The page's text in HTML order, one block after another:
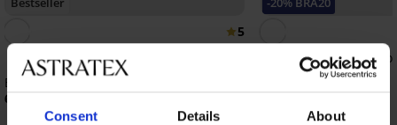
Consent Details About
5
Bh Spacer 3D Lady Grace New
62,99 €
Bh Spacer Flexicup
40,99 €
32,79 € code: BRA20